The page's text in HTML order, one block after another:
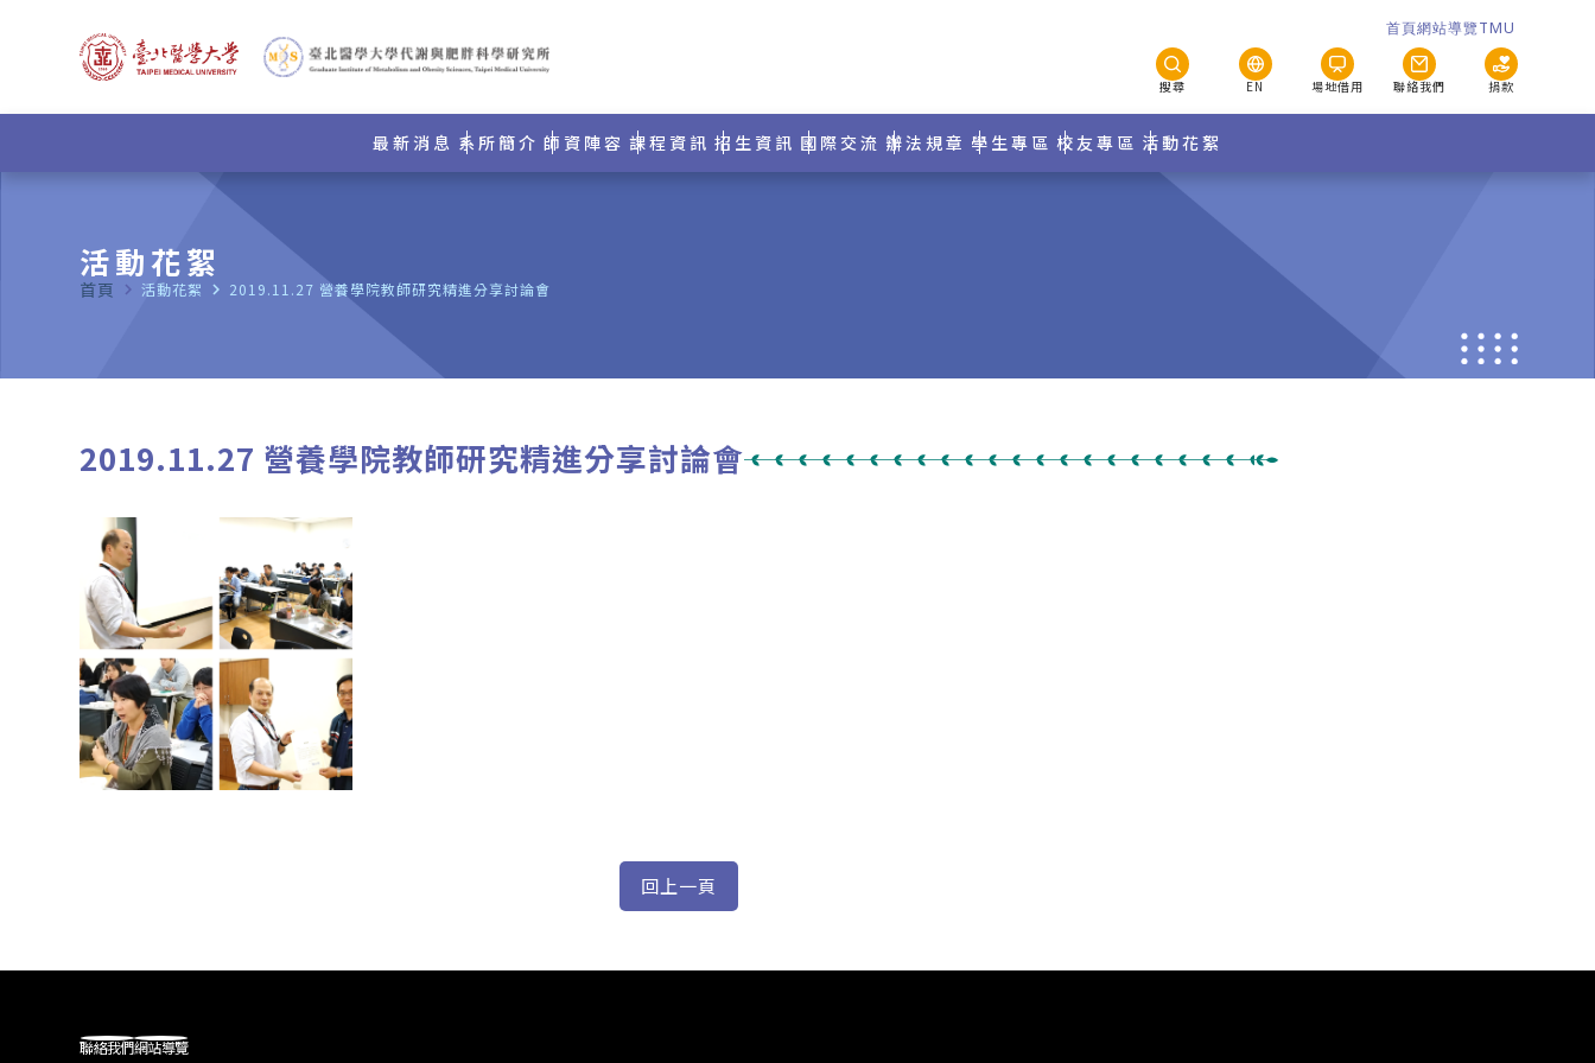
首頁網站導覽 TMU
搜尋 EN 場地借用 聯絡我們 捐款
最新消息 系所簡介 師資陣容 課程資訊 招生資訊 國際交流 辦法規章 學生專區 校友專區 活動花絮
活動花絮
首頁 navigate_next 活動花絮 navigate_next 2019.11.27 營養學院教師研究精進分享討論會
2019.11.27 營養學院教師研究精進分享討論會
聯絡我們網站導覽